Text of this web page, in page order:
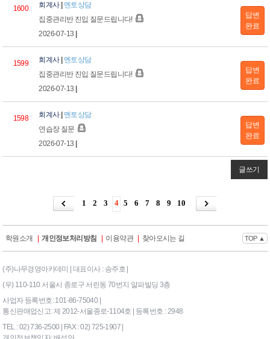
1600
답변
완료
회계사 멘토상담
집중관리반 진입 질문드립니다!
2026-07-13
1599
답변
완료
회계사 멘토상담
집중관리반 진입 질문드립니다!
2026-07-13
1598
답변
완료
회계사 멘토상담
연습장 질문
2026-07-13
글쓰기
1 2 3 4 5 6 7 8 9 10
학원소개 개인정보처리방침 이용약관 찾아오시는 길 TOP ▲
(주)나무경영아카데미 | 대표이사 : 송주호 |
(우) 110-110 서울시 종로구 서린동 70번지 알파빌딩 3층
사업자 등록번호: 101-86-75040 |
통신판매업신고: 제 2012-서울종로-1104호 | 등록번호 : 2948
TEL : 02) 736-2500 | FAX : 02) 725-1907 |